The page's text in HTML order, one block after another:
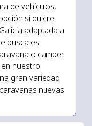
de vehículos,
si quiere
adaptada a
busca es
o camper
nuestro
gran variedad
nuevas